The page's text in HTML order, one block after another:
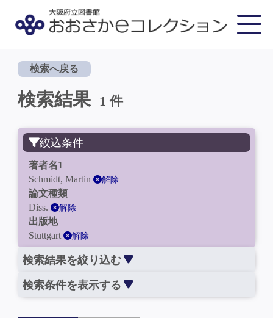
検索へ戻る
検索結果 1 件
絞込条件
著者名1
Schmidt, Martin
解除
論文種類
Diss.
解除
出版地
Stuttgart
解除
検索結果を絞り込む
検索条件を表示する